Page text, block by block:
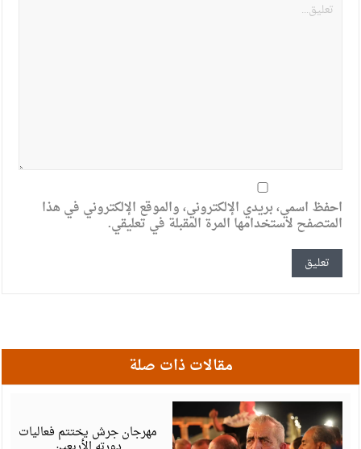
احفظ اسمي، بريدي الإلكتروني، والموقع الإلكتروني في هذا
المتصفح لاستخدامها المرة المقبلة في تعليقي.
مقالات ذات صلة
مهرجان جرش يختتم فعاليات